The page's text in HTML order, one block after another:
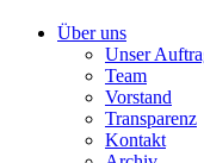
Über uns
Unser
Team
Vorstand
Transparenz
Kontakt